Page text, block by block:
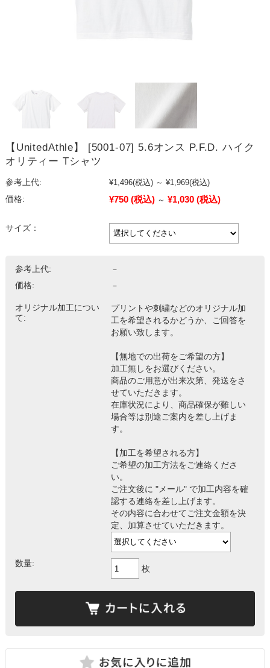
【UnitedAthle】 [5001-07] 5.6オンス P.F.D. ハイク
オリティー Tシャツ
参考上代: ¥1,496(税込) ～ ¥1,969(税込)
価格:
¥750 (税込) ～ ¥1,030 (税込)
サイズ：
参考上代:
－
価格:
－
オリジナル加工につい
て:
プリントや刺繍などのオリジナル加
工を希望されるかどうか、ご回答を
お願い致します。
【無地での出荷をご希望の方】
加工無しをお選びください。
商品のご用意が出来次第、発送をさ
せていただきます。
在庫状況により、商品確保が難しい
場合等は別途ご案内を差し上げま
す。
【加工を希望される方】
ご希望の加工方法をご連絡くださ
い。
ご注文後に "メール" で加工内容を確
認する連絡を差し上げます。
その内容に合わせてご注文金額を決
定、加算させていただきます。
数量:
枚